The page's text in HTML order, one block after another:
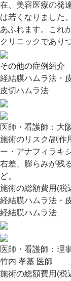
在、美容医療の発
は若くなりました
あふれます。これ
クリニックであり
その他の症例紹介
経結膜ハムラ法・
皮切ハムラ法
医師・看護師： 大
施術のリスク/副作
ー・アナフィラキ
右差、膨らみが残
ど。
施術の総額費用(税
経結膜ハムラ法・
経結膜ハムラ法
医師・看護師： 理
竹内 孝基 医師
施術の総額費用(税